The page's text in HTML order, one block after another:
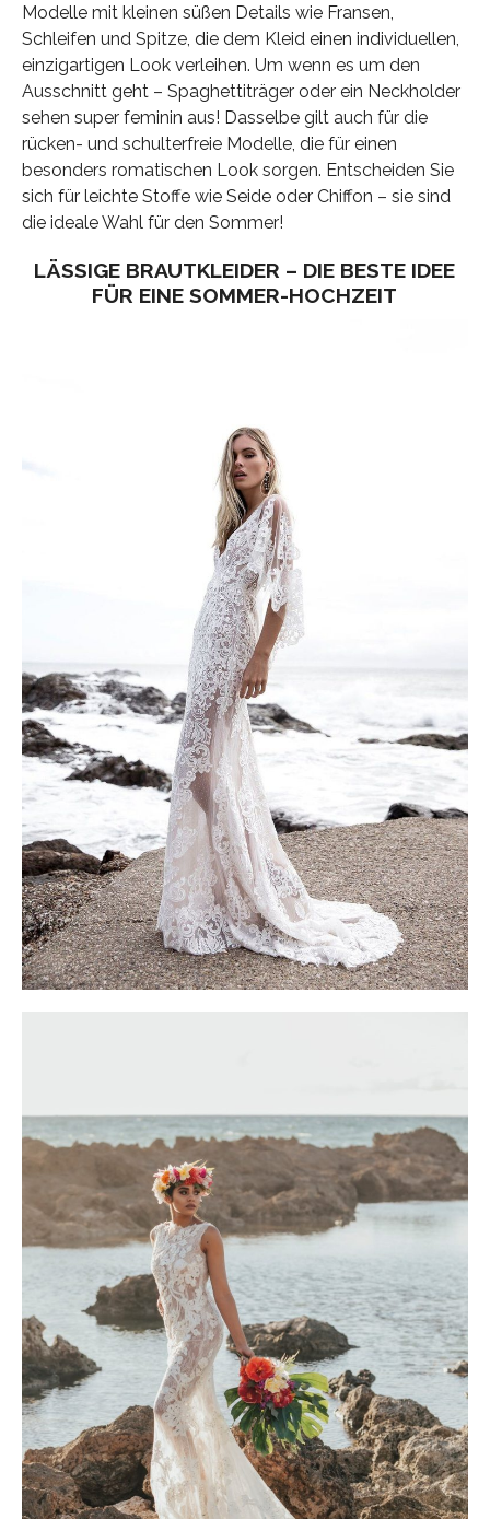
Modelle mit kleinen süßen Details wie Fransen,
Schleifen und Spitze, die dem Kleid einen individuellen,
einzigartigen Look verleihen. Um wenn es um den
Ausschnitt geht – Spaghettiträger oder ein Neckholder
sehen super feminin aus! Dasselbe gilt auch für die
rücken- und schulterfreie Modelle, die für einen
besonders romatischen Look sorgen. Entscheiden Sie
sich für leichte Stoffe wie Seide oder Chiffon – sie sind
die ideale Wahl für den Sommer!
LÄSSIGE BRAUTKLEIDER – DIE BESTE IDEE
FÜR EINE SOMMER-HOCHZEIT